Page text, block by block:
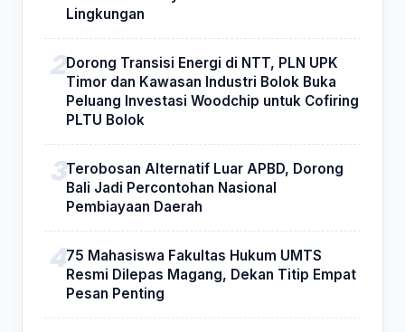
Lingkungan
Dorong Transisi Energi di NTT, PLN UPK
Timor dan Kawasan Industri Bolok Buka
Peluang Investasi Woodchip untuk Cofiring
PLTU Bolok
Terobosan Alternatif Luar APBD, Dorong
Bali Jadi Percontohan Nasional
Pembiayaan Daerah
75 Mahasiswa Fakultas Hukum UMTS
Resmi Dilepas Magang, Dekan Titip Empat
Pesan Penting